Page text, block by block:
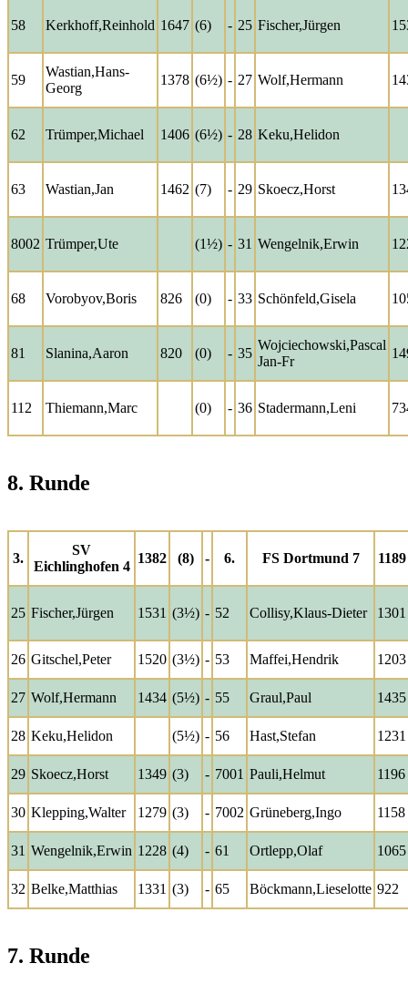
58 Kerkhoff,Reinhold 1647 (6) - 25 Fischer,Jürgen
59
Wastian,Hans-
Georg
1378 (6½) - 27 Wolf,Hermann
62 Trümper,Michael 1406 (6½) - 28 Keku,Helidon
63 Wastian,Jan 1462 (7) - 29 Skoecz,Horst
8002 Trümper,Ute (1½) - 31 Wengelnik,Erwin
68 Vorobyov,Boris 826 (0) - 33 Schönfeld,Gisela
81 Slanina,Aaron 820 (0) - 35
Wojciechowski,Pascal
Jan-Fr
112 Thiemann,Marc (0) - 36 Stadermann,Leni
8. Runde
3.
SV
Eichlinghofen 4
1382 (8) - 6. FS Dortmund 7 1189
25 Fischer,Jürgen 1531 (3½) - 52 Collisy,Klaus-Dieter 1301
26 Gitschel,Peter 1520 (3½) - 53 Maffei,Hendrik 1203
27 Wolf,Hermann 1434 (5½) - 55 Graul,Paul 1435
28 Keku,Helidon (5½) - 56 Hast,Stefan 1231
29 Skoecz,Horst 1349 (3) - 7001 Pauli,Helmut 1196
30 Klepping,Walter 1279 (3) - 7002 Grüneberg,Ingo 1158
31 Wengelnik,Erwin 1228 (4) - 61 Ortlepp,Olaf 1065
32 Belke,Matthias 1331 (3) - 65 Böckmann,Lieselotte 922
7. Runde